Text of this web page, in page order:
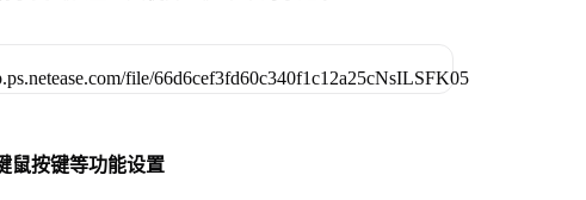
鼠按键等功能设置